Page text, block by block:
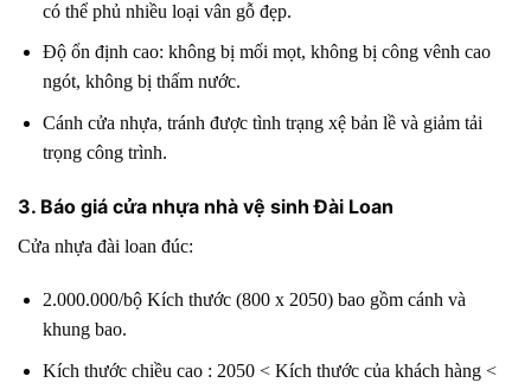
có thể phủ nhiều loại vân gỗ đẹp.
Độ ổn định cao: không bị mối mọt, không bị công vênh cao
ngót, không bị thấm nước.
Cánh cửa nhựa, tránh được tình trạng xệ bản lề và giảm tải
trọng công trình.
3. Báo giá cửa nhựa nhà vệ sinh Đài Loan
Cửa nhựa đài loan đúc:
2.000.000/bộ Kích thước (800 x 2050) bao gồm cánh và
khung bao.
Kích thước chiều cao : 2050 < Kích thước của khách hàng <